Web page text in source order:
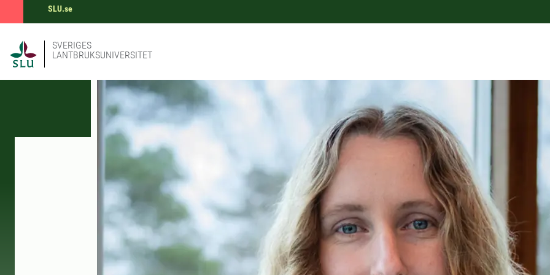
SLU.se
SVERIGES
LANTBRUKSUNIVERSITET